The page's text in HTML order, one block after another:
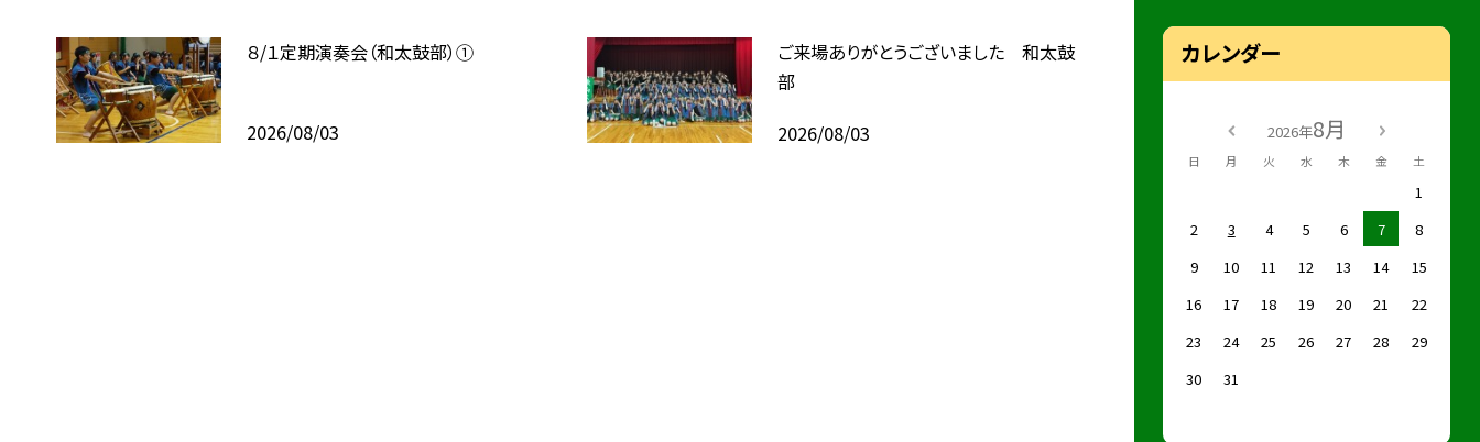
８/１定期演奏会（和太鼓部）①
2026/08/03
ご来場ありがとうございました 和太鼓
部
2026/08/03
カレンダー
2026年8月
日 月 火 水 木 金 土
1
2
3 4 5 6 7
8
9
10 11 12 13 14
15
16
17 18 19 20 21
22
23
24 25 26 27 28
29
30
31